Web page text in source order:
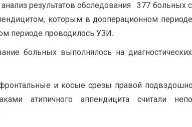
результатов обследования 377
которым в дооперационном
периоде проводилось УЗИ.
больных выполнялось на
и косые срезы правой
атипичного аппендицита считали